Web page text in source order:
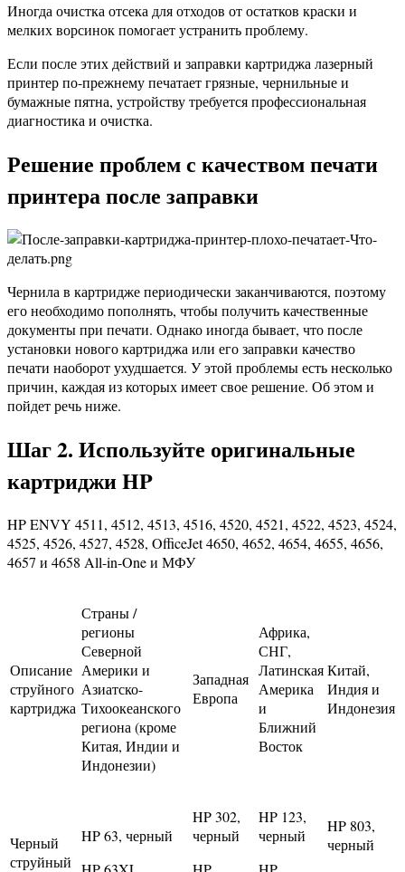
Иногда очистка отсека для отходов от остатков краски и
мелких ворсинок помогает устранить проблему.
Если после этих действий и заправки картриджа лазерный
принтер по-прежнему печатает грязные, чернильные и
бумажные пятна, устройству требуется профессиональная
диагностика и очистка.
Решение проблем с качеством печати
принтера после заправки
Чернила в картридже периодически заканчиваются, поэтому
его необходимо пополнять, чтобы получить качественные
документы при печати. Однако иногда бывает, что после
установки нового картриджа или его заправки качество
печати наоборот ухудшается. У этой проблемы есть несколько
причин, каждая из которых имеет свое решение. Об этом и
пойдет речь ниже.
Шаг 2. Используйте оригинальные
картриджи HP
HP ENVY 4511, 4512, 4513, 4516, 4520, 4521, 4522, 4523, 4524,
4525, 4526, 4527, 4528, OfficeJet 4650, 4652, 4654, 4655, 4656,
4657 и 4658 All-in-One и МФУ
Описание
струйного
картриджа
Страны /
регионы
Северной
Америки и
Азиатско-
Тихоокеанского
региона (кроме
Китая, Индии и
Индонезии)
Западная
Европа
Африка,
СНГ,
Латинская
Америка
и
Ближний
Восток
Китай,
Индия и
Индонезия
Черный
струйный
HP 63, черный
HP 302,
черный
HP 123,
черный
HP 803,
черный